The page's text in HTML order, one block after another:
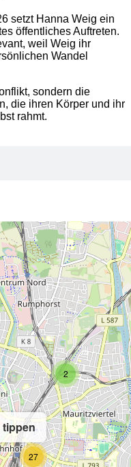
setzt Hanna Weig ein
öffentliches Auftreten.
weil Weig ihr
Wandel
sondern die
die ihren Körper und ihr
rahmt.
2
27